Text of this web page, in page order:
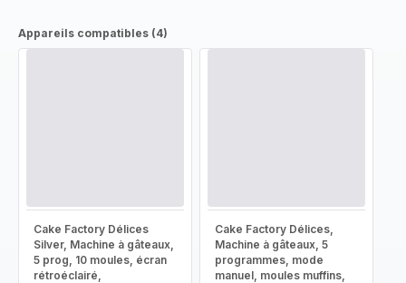
Appareils compatibles (4)
Cake Factory Délices
Silver, Machine à gâteaux,
5 prog, 10 moules, écran
rétroéclairé,
Cake Factory Délices,
Machine à gâteaux, 5
programmes, mode
manuel, moules muffins,